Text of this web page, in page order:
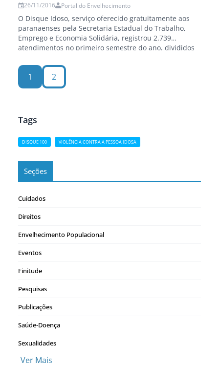
26/11/2016 Portal do Envelhecimento
O Disque Idoso, serviço oferecido gratuitamente aos
paranaenses pela Secretaria Estadual do Trabalho,
Emprego e Economia Solidária, registrou 2.739
atendimentos no primeiro semestre do ano, divididos
elogios, informações e sugestões. Um total de 1.542
pessoas buscou orientações em questões de ordem
jurídica, contatos de instituições públicas, herança…
1 2
Tags
DISQUE 100 VIOLÊNCIA CONTRA A PESSOA IDOSA
Seções
Cuidados
Direitos
Envelhecimento Populacional
Eventos
Finitude
Pesquisas
Publicações
Saúde-Doença
Sexualidades
Ver Mais